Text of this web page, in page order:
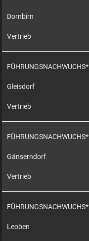
Dornbirn
Vertrieb
FÜHRUNGSNACHWUCHS*
Gleisdorf
Vertrieb
FÜHRUNGSNACHWUCHS*
Gänserndorf
Vertrieb
FÜHRUNGSNACHWUCHS*
Leoben